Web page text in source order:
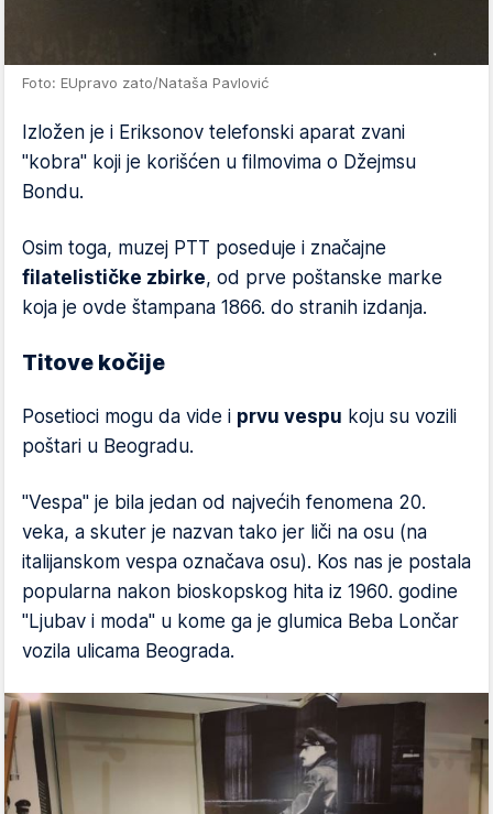
Foto: EUpravo zato/Nataša Pavlović
Izložen je i Eriksonov telefonski aparat zvani
"kobra" koji je korišćen u filmovima o Džejmsu
Bondu.
Osim toga, muzej PTT poseduje i značajne
filatelističke zbirke, od prve poštanske marke
koja je ovde štampana 1866. do stranih izdanja.
Titove kočije
Posetioci mogu da vide i prvu vespu koju su vozili
poštari u Beogradu.
"Vespa" je bila jedan od najvećih fenomena 20.
veka, a skuter je nazvan tako jer liči na osu (na
italijanskom vespa označava osu). Kos nas je postala
popularna nakon bioskopskog hita iz 1960. godine
"Ljubav i moda" u kome ga je glumica Beba Lončar
vozila ulicama Beograda.